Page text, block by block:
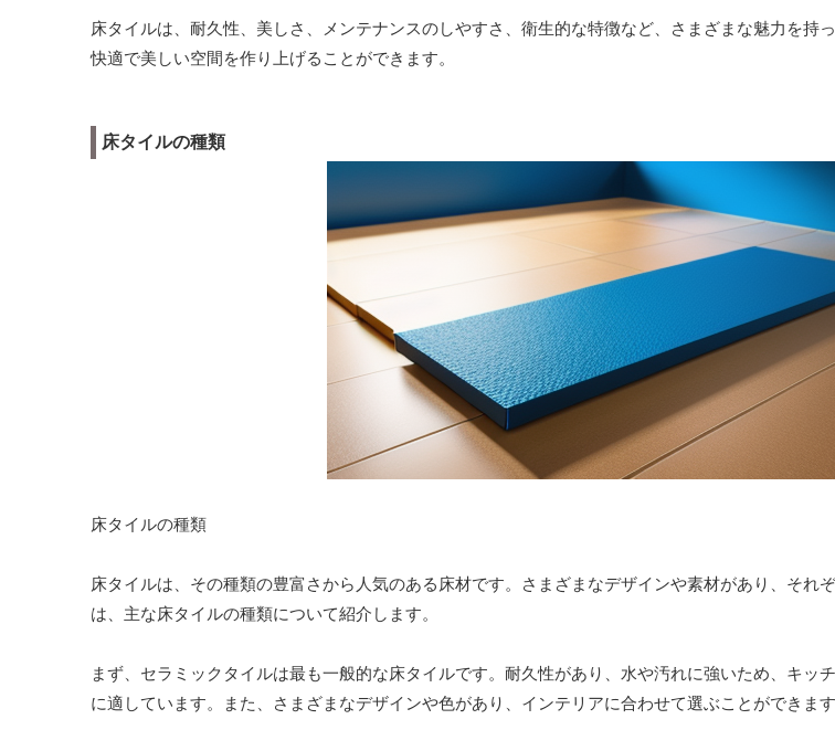
床タイルは、耐久性、美しさ、メンテナンスのしやすさ、衛生的な特徴など、さまざまな魅力を持
快適で美しい空間を作り上げることができます。
床タイルの種類
床タイルの種類
床タイルは、その種類の豊富さから人気のある床材です。さまざまなデザインや素材があり、それ
は、主な床タイルの種類について紹介します。
まず、セラミックタイルは最も一般的な床タイルです。耐久性があり、水や汚れに強いため、キッ
に適しています。また、さまざまなデザインや色があり、インテリアに合わせて選ぶことができます